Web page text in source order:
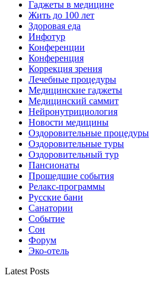
Гаджеты в медицине
Жить до 100 лет
Здоровая еда
Инфотур
Конференции
Конференция
Коррекция зрения
Лечебные процедуры
Медицинские гаджеты
Медицинский саммит
Нейронутрициология
Новости медицины
Оздоровительные процедуры
Оздоровительные туры
Оздоровительный тур
Пансионаты
Прошедшие события
Релакс-программы
Русские бани
Санатории
Событие
Сон
Форум
Эко-отель
Latest Posts